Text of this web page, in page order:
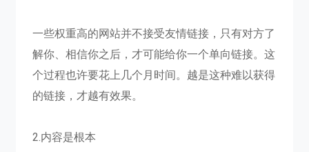
一些权重高的网站并不接受友情链接，只有对方了
解你、相信你之后，才可能给你一个单向链接。这
个过程也许要花上几个月时间。越是这种难以获得
的链接，才越有效果。
2.内容是根本